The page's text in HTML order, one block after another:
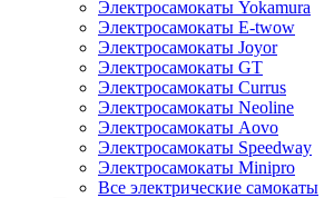
Электросамокаты Yokamura
Электросамокаты E-twow
Электросамокаты Joyor
Электросамокаты GT
Электросамокаты Currus
Электросамокаты Neoline
Электросамокаты Aovo
Электросамокаты Speedway
Электросамокаты Minipro
Все электрические самокаты